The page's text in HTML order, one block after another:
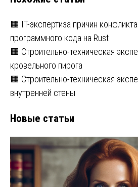
🟧 IT-экспертиза причин
программного кода на Rust
🟧 Строительно-техническая
кровельного пирога
🟧 Строительно-техническая
внутренней стены
Новые статьи